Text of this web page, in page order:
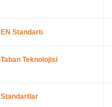
EN Standartı
Taban Teknolojisi
Standartlar